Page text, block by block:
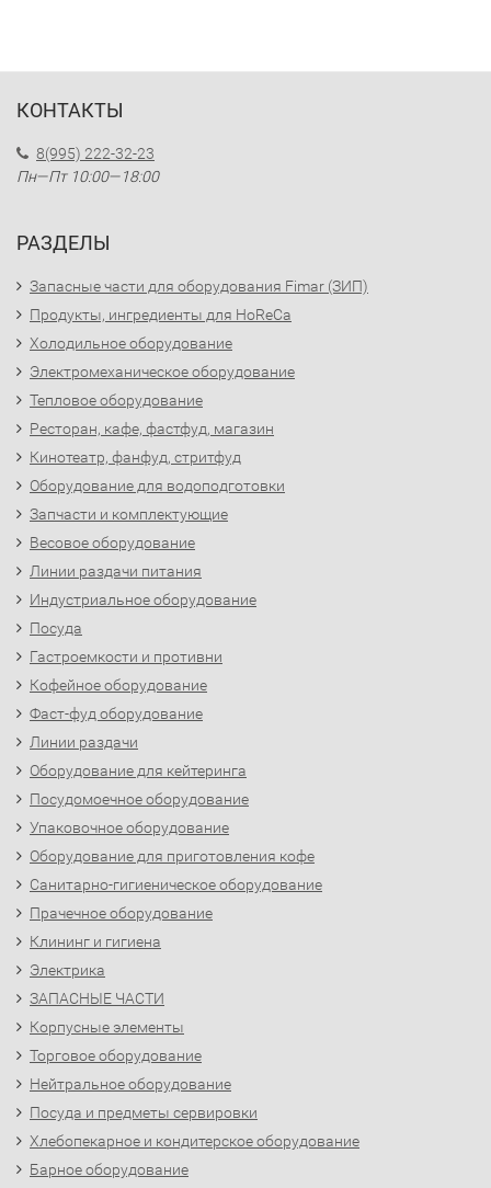
КОНТАКТЫ
8(995) 222-32-23
Пн—Пт 10:00—18:00
РАЗДЕЛЫ
Запасные части для оборудования Fimar (ЗИП)
Продукты, ингредиенты для HoReCa
Холодильное оборудование
Электромеханическое оборудование
Тепловое оборудование
Ресторан, кафе, фастфуд, магазин
Кинотеатр, фанфуд, стритфуд
Оборудование для водоподготовки
Запчасти и комплектующие
Весовое оборудование
Линии раздачи питания
Индустриальное оборудование
Посуда
Гастроемкости и противни
Кофейное оборудование
Фаст-фуд оборудование
Линии раздачи
Оборудование для кейтеринга
Посудомоечное оборудование
Упаковочное оборудование
Оборудование для приготовления кофе
Санитарно-гигиеническое оборудование
Прачечное оборудование
Клининг и гигиена
Электрика
ЗАПАСНЫЕ ЧАСТИ
Корпусные элементы
Торговое оборудование
Нейтральное оборудование
Посуда и предметы сервировки
Хлебопекарное и кондитерское оборудование
Барное оборудование